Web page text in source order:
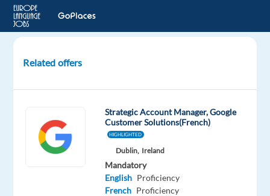
Solutions
Fret
International
Related offers
Strategic Account Manager, Google
Customer Solutions(French)
HIGHLIGHTED
Dublin, Ireland
Mandatory
English Proficiency
French Proficiency